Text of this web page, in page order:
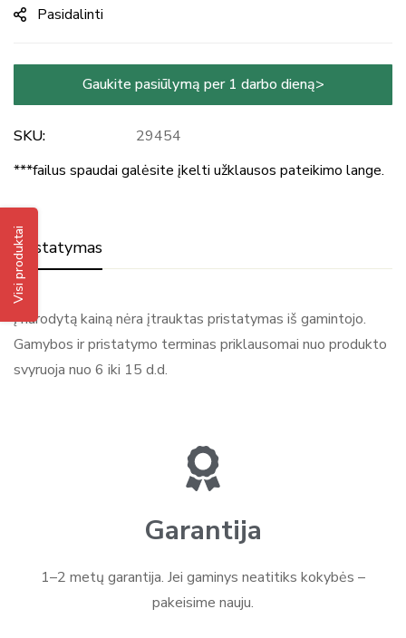
Visi produktai
Pasidalinti
Gaukite pasiūlymą per 1 darbo dieną>
SKU:
29454
***failus spaudai galėsite įkelti užklausos pateikimo lange.
Pristatymas
Į nurodytą kainą nėra įtrauktas pristatymas iš gamintojo.
Gamybos ir pristatymo terminas priklausomai nuo produkto
svyruoja nuo 6 iki 15 d.d.
Garantija
1–2 metų garantija. Jei gaminys neatitiks kokybės –
pakeisime nauju.